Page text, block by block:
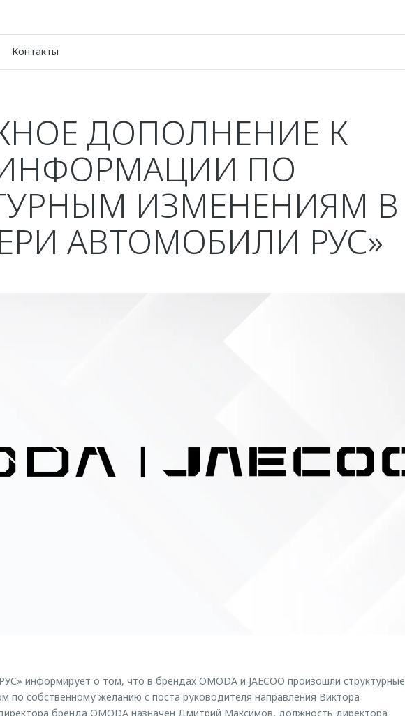
Контакты
ДОПОЛНЕНИЕ К
ПО
ИЗМЕНЕНИЯМ В
АВТОМОБИЛИ РУС»
информирует о том, что в брендах OMODA и JAECOO произошли структурные
по собственному желанию с поста руководителя направления Виктора
бренда OMODA назначен Дмитрий Максимов, должность директора